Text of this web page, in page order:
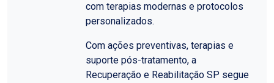
com terapias modernas e protocolos
personalizados.
Com ações preventivas, terapias e
suporte pós-tratamento, a
Recuperação e Reabilitação SP segue